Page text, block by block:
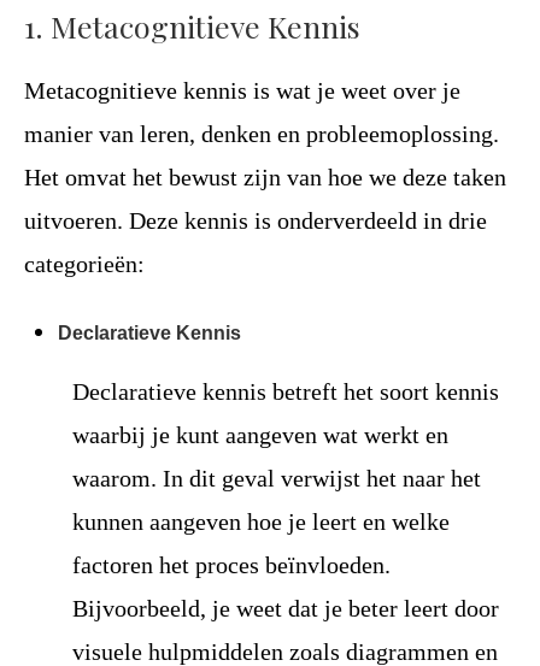
1. Metacognitieve Kennis
Metacognitieve kennis is wat je weet over je
manier van leren, denken en probleemoplossing.
Het omvat het bewust zijn van hoe we deze taken
uitvoeren. Deze kennis is onderverdeeld in drie
categorieën:
Declaratieve Kennis
Declaratieve kennis betreft het soort kennis
waarbij je kunt aangeven wat werkt en
waarom. In dit geval verwijst het naar het
kunnen aangeven hoe je leert en welke
factoren het proces beïnvloeden.
Bijvoorbeeld, je weet dat je beter leert door
visuele hulpmiddelen zoals diagrammen en